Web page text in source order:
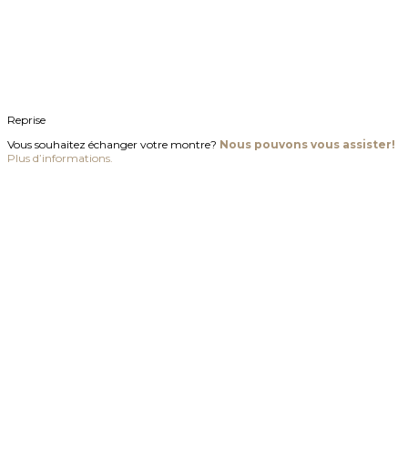
Reprise
Vous souhaitez échanger votre montre? Nous pouvons vous assister!
Plus d’informations.